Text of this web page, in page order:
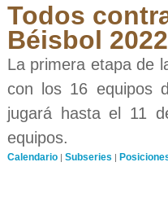
Todos
Béisbol 2022
La primera etapa de
con los 16 equipos
jugará hasta el 11
equipos.
Calendario | Subseries |